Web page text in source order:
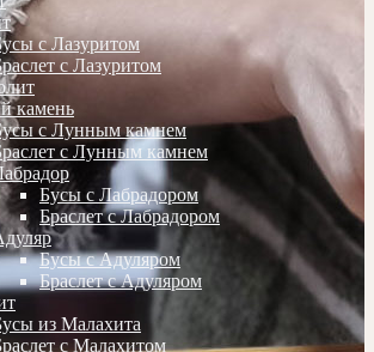
с Лазуритом
с Лазуритом
камень
с Лунным камнем
с Лунным камнем
Бусы с Лабрадором
Браслет с Лабрадором
Бусы с Адуляром
Браслет с Адуляром
из Малахита
с Малахитом